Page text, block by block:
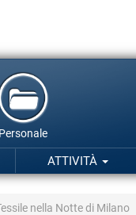
Personale
ATTIVITÀ
nella Notte di Milano